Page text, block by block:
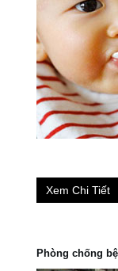
Xem Chi Tiết
Phòng chống